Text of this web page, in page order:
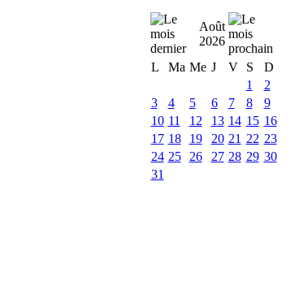
Août
2026
L
Ma Me J V S
D
1
2
3
4 5 6 7 8
9
10 11 12 13 14 15 16
17 18 19 20 21 22 23
24 25 26 27 28 29 30
31